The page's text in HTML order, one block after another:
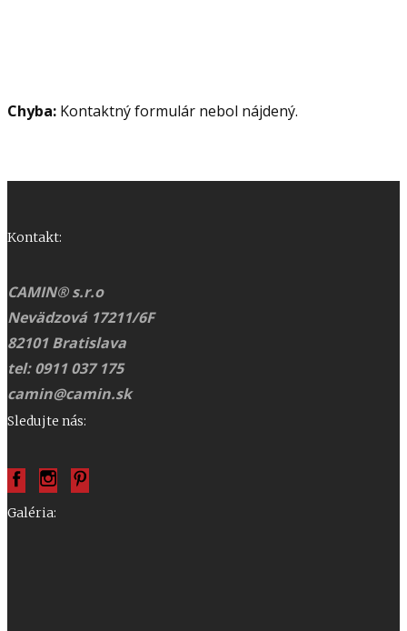
Chyba: Kontaktný formulár nebol nájdený.
Kontakt:
CAMIN® s.r.o
Nevädzová 17211/6F
82101 Bratislava
tel: 0911 037 175
camin@camin.sk
Sledujte nás:
Galéria: